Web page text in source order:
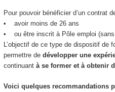
Pour pouvoir bénéficier d’un contrat
• avoir moins de 26 ans
• ou être inscrit à Pôle emploi (sans
L’objectif de ce type de dispositif de
permettre de développer une
continuantà se former et à obtenir
Voici quelques recommandations